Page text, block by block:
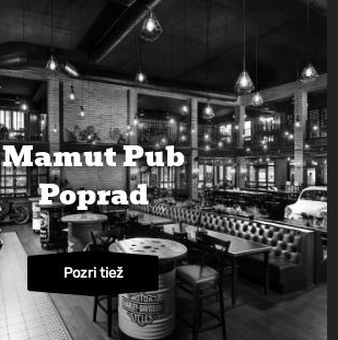
Mamut Pub
Poprad
Pozri tiež